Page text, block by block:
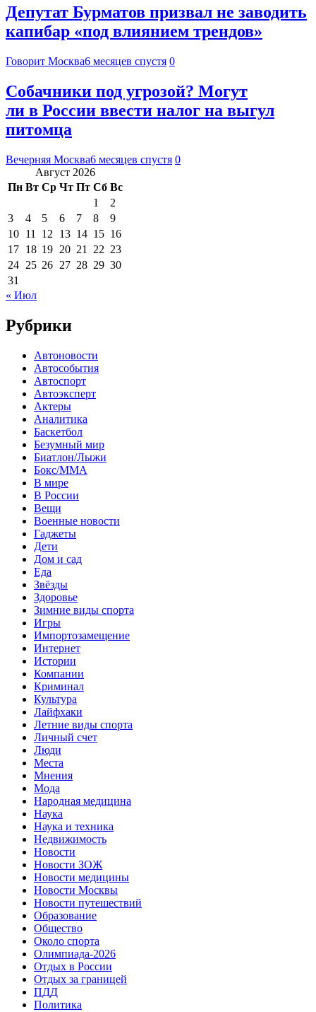
Депутат Бурматов призвал не заводить
капибар «под влиянием трендов»
Говорит Москва6 месяцев спустя 0
Собачники под угрозой? Могут
ли в России ввести налог на выгул
питомца
Вечерняя Москва6 месяцев спустя 0
Август 2026
Пн Вт Ср Чт Пт Сб Вс
1
2
3
4 5 6 7 8
9
10 11 12 13 14 15 16
17 18 19 20 21 22 23
24 25 26 27 28 29 30
31
« Июл
Рубрики
Автоновости
Автособытия
Автоспорт
Автоэксперт
Актеры
Аналитика
Баскетбол
Безумный мир
Биатлон/Лыжи
Бокс/MMA
В мире
В России
Вещи
Военные новости
Гаджеты
Дети
Дом и сад
Еда
Звёзды
Здоровье
Зимние виды спорта
Игры
Импортозамещение
Интернет
Истории
Компании
Криминал
Культура
Лайфхаки
Летние виды спорта
Личный счет
Люди
Места
Мнения
Мода
Народная медицина
Наука
Наука и техника
Недвижимость
Новости
Новости ЗОЖ
Новости медицины
Новости Москвы
Новости путешествий
Образование
Общество
Около спорта
Олимпиада-2026
Отдых в России
Отдых за границей
ПДД
Политика